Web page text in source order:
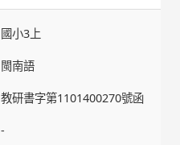
國小3上
閩南語
教研書字第1101400270號函
-